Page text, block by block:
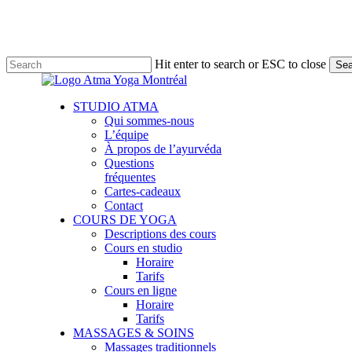
content
Hit enter to search or ESC to close
Menu
STUDIO ATMA
Qui sommes-nous
L’équipe
À propos de l’ayurvéda
Questions
fréquentes
Cartes-cadeaux
Contact
COURS DE YOGA
Descriptions des cours
Cours en studio
Horaire
Tarifs
Cours en ligne
Horaire
Tarifs
MASSAGES & SOINS
Massages traditionnels